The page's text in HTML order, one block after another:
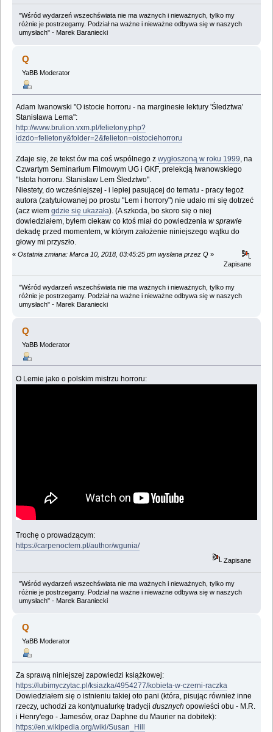
"Wśród wydarzeń wszechświata nie ma ważnych i nieważnych, tylko my
różnie je postrzegamy. Podział na ważne i nieważne odbywa się w naszych
umysłach" - Marek Baraniecki
Q
YaBB Moderator
Adam Iwanowski "O istocie horroru - na marginesie lektury 'Śledztwa'
Stanisława Lema":
http://www.brulion.vxm.pl/felietony.php?
idzdo=felietony&folder=2&felieton=oistociehorroru
Zdaje się, że tekst ów ma coś wspólnego zwygłoszoną w roku 1999, na
Czwartym Seminarium Filmowym UG i GKF, prelekcją Iwanowskiego
"Istota horroru. Stanisław Lem Śledztwo".
Niestety, do wcześniejszej - i lepiej pasującej do tematu - pracy tegoż
autora (zatytułowanej po prostu "Lem i horrory") nie udało mi się dotrzeć
(acz wiemgdzie się ukazała). (A szkoda, bo skoro się o niej
dowiedziałem, byłem ciekaw co ktoś miał do powiedzeniaw sprawie
dekadę przed momentem, w którym założenie niniejszego wątku do
głowy mi przyszło.
« Ostatnia zmiana: Marca 10, 2018, 03:45:25 pm wysłana przez Q »
Zapisane
"Wśród wydarzeń wszechświata nie ma ważnych i nieważnych, tylko my
różnie je postrzegamy. Podział na ważne i nieważne odbywa się w naszych
umysłach" - Marek Baraniecki
Q
YaBB Moderator
O Lemie jako o polskim mistrzu horroru:
Trochę o prowadzącym:
https://carpenoctem.pl/author/wgunia/
Zapisane
"Wśród wydarzeń wszechświata nie ma ważnych i nieważnych, tylko my
różnie je postrzegamy. Podział na ważne i nieważne odbywa się w naszych
umysłach" - Marek Baraniecki
Q
YaBB Moderator
Za sprawą niniejszej zapowiedzi książkowej:
https://lubimyczytac.pl/ksiazka/4954277/kobieta-w-czerni-raczka
Dowiedziałem się o istnieniu takiej oto pani (która, pisując również inne
rzeczy, uchodzi za kontynuaturkę tradycjidusznych opowieści obu - M.R.
i Henry'ego - Jamesów, oraz Daphne du Maurier na dobitek):
https://en.wikipedia.org/wiki/Susan_Hill